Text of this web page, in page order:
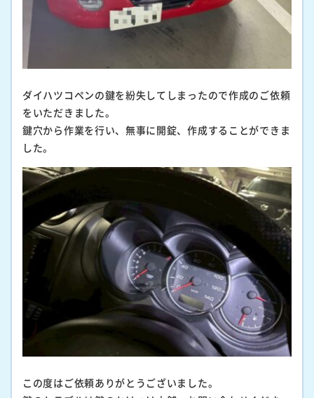
ダイハツコペンの鍵を紛失してしまったので作成のご依頼
をいただきました。
鍵穴から作業を行い、無事に開錠、作成することができま
した。
この度はご依頼ありがとうございました。